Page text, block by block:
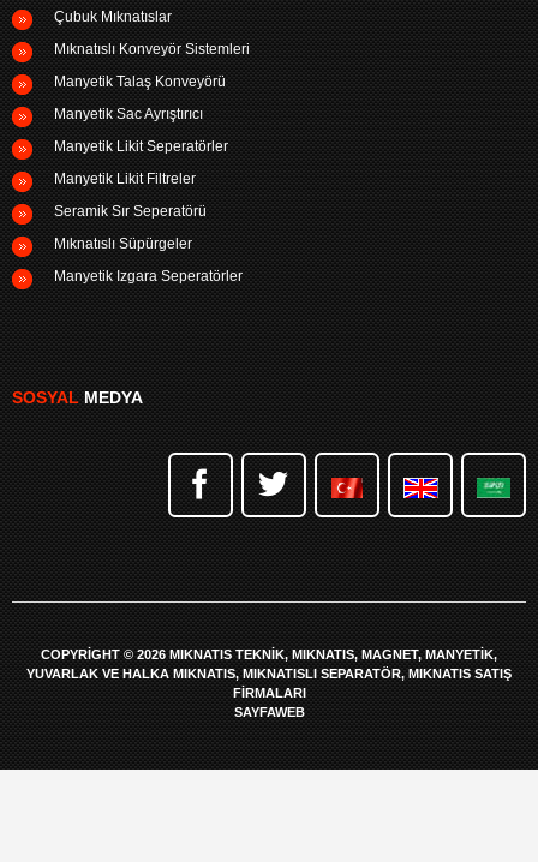
Çubuk Mıknatıslar
Mıknatıslı Konveyör Sistemleri
Manyetik Talaş Konveyörü
Manyetik Sac Ayrıştırıcı
Manyetik Likit Seperatörler
Manyetik Likit Filtreler
Seramik Sır Seperatörü
Mıknatıslı Süpürgeler
Manyetik Izgara Seperatörler
SOSYALMEDYA
COPYRIGHT © 2026 MIKNATIS TEKNIK, MIKNATIS, MAGNET, MANYETIK,
YUVARLAK VE HALKA MIKNATIS, MIKNATISLI SEPARATÖR, MIKNATIS SATIŞ
FIRMALARI
SAYFAWEB